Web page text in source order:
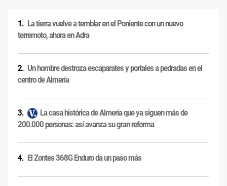
La tierra vuelve a temblar en el Poniente con un nuevo
terremoto, ahora en Adra
Un hombre destroza escaparates y portales a pedradas en el
centro de Almería
La casa histórica de Almería que ya siguen más de
200.000 personas: así avanza su gran reforma
El Zontes 368G Enduro da un paso más